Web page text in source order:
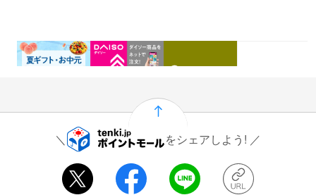
0.46%還元 1.5%還元
をシェアしよう!